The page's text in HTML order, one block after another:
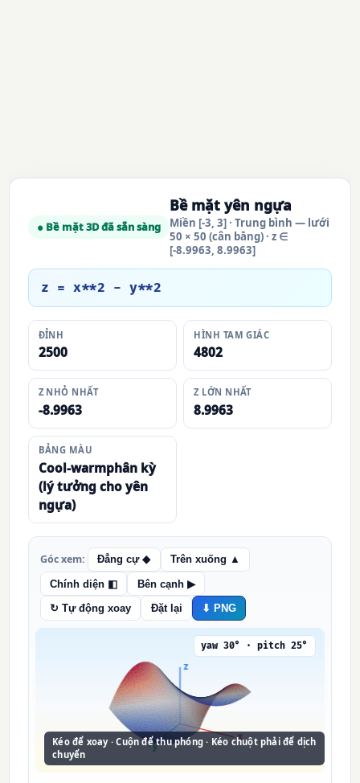
● Bề mặt 3D đã sẵn sàng
Bề mặt yên ngựa
Miền [-3, 3] · Trung bình — lưới
50 × 50 (cân bằng) · z ∈
[-8.9963, 8.9963]
z = x**2 - y**2
ĐỈNH
2500
HÌNH TAM GIÁC
4802
Z NHỎ NHẤT
-8.9963
Z LỚN NHẤT
8.9963
BẢNG MÀU
Cool-warmphân kỳ
(lý tưởng cho yên
ngựa)
Góc xem: Đẳng cự ◆ Trên xuống ▲
Chính diện ◧ Bên cạnh ▶
↻ Tự động xoay Đặt lại ⬇ PNG
Kéo để xoay · Cuộn để thu phóng · Kéo chuột phải để dịch
chuyển
yaw 30° · pitch 25°